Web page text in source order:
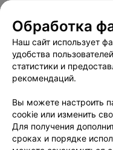
Пользовательское
Обработка
Наш сайт использует
удобства
статистики и
рекомендаций.
Вы можете настроить
cookie или изменить
Для получения
сроках и порядке